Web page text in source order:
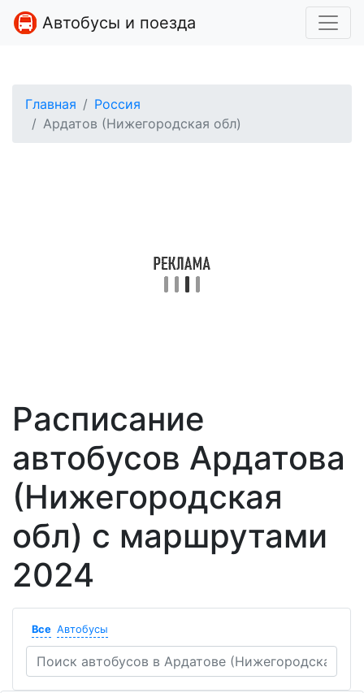
Автобусы и поезда
Главная
Россия
Ардатов (Нижегородская обл)
Расписание
автобусов Ардатова
(Нижегородская
обл) с маршрутами
2024
Все Автобусы